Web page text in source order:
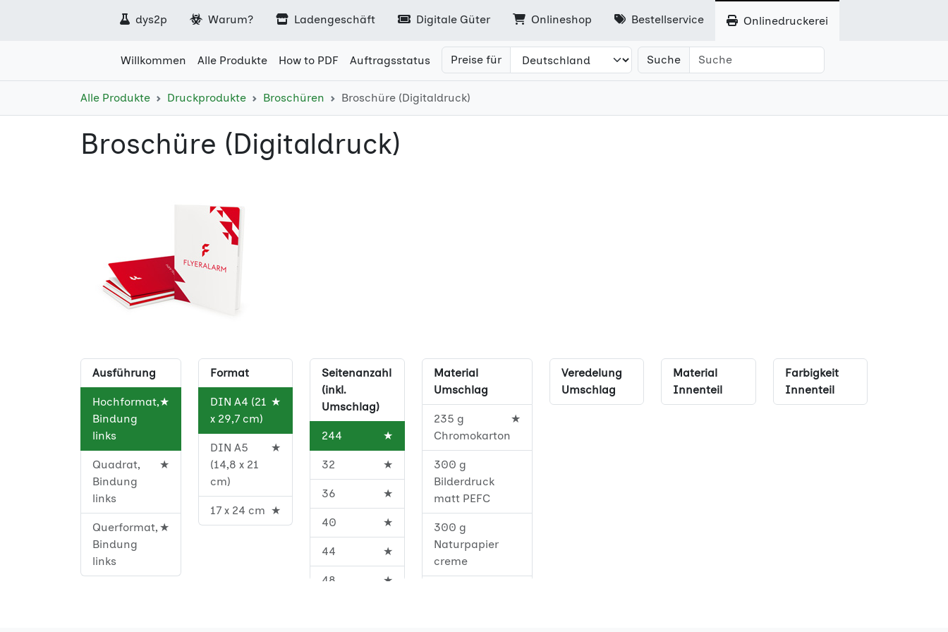
dys2p Warum? Ladengeschäft Digitale Güter Onlineshop Bestellservice Onlinedruckerei
Willkommen Alle Produkte How to PDF Auftragsstatus Preise für Suche
Alle Produkte Druckprodukte Broschüren Broschüre (Digitaldruck)
Broschüre (Digitaldruck)
Ausführung
Hochformat,
Bindung
links
★
Quadrat,
Bindung
links
★
Querformat,
Bindung
links
★
Format
DIN A4 (21
x 29,7 cm)
★
DIN A5
(14,8 x 21
cm)
★
17 x 24 cm ★
Seitenanzahl
(inkl.
Umschlag)
244 ★
32 ★
36 ★
40 ★
44 ★
48 ★
Material
Umschlag
235 g
Chromokarton
★
300 g
Bilderdruck
matt PEFC
300 g
Naturpapier
creme
Veredelung
Umschlag
Material
Innenteil
Farbigkeit
Innenteil